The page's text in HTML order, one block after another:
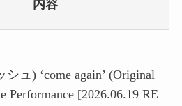
内容
シュ) ‘come again’ (Original
Performance [2026.06.19 RE